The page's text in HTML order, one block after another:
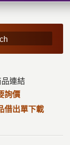
連結
詢價
借出單下載